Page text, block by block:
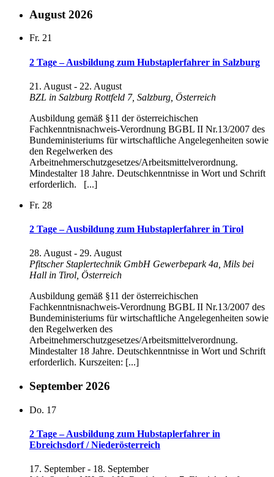
August 2026
Fr. 21
2 Tage – Ausbildung zum Hubstaplerfahrer in Salzburg
21. August - 22. August
BZL in Salzburg Rottfeld 7, Salzburg, Österreich
Ausbildung gemäß §11 der österreichischen
Fachkenntnisnachweis-Verordnung BGBL II Nr.13/2007 des
Bundeministeriums für wirtschaftliche Angelegenheiten sowie
den Regelwerken des
Arbeitnehmerschutzgesetzes/Arbeitsmittelverordnung.
Mindestalter 18 Jahre. Deutschkenntnisse in Wort und Schrift
erforderlich. [...]
Fr. 28
2 Tage – Ausbildung zum Hubstaplerfahrer in Tirol
28. August - 29. August
Pfitscher Staplertechnik GmbH Gewerbepark 4a, Mils bei
Hall in Tirol, Österreich
Ausbildung gemäß §11 der österreichischen
Fachkenntnisnachweis-Verordnung BGBL II Nr.13/2007 des
Bundeministeriums für wirtschaftliche Angelegenheiten sowie
den Regelwerken des
Arbeitnehmerschutzgesetzes/Arbeitsmittelverordnung.
Mindestalter 18 Jahre. Deutschkenntnisse in Wort und Schrift
erforderlich. Kurszeiten: [...]
September 2026
Do. 17
2 Tage – Ausbildung zum Hubstaplerfahrer in
Ebreichsdorf / Niederösterreich
17. September- 18. September